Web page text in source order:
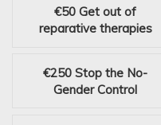
€50 Get out of
reparative therapies
€250 Stop the No-
Gender Control